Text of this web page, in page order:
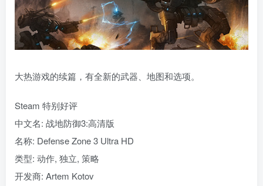
大热游戏的续篇，有全新的武器、地图和选项。
Steam 特别好评
中文名: 战地防御3:高清版
名称: Defense Zone 3 Ultra HD
类型: 动作, 独立, 策略
开发商: Artem Kotov